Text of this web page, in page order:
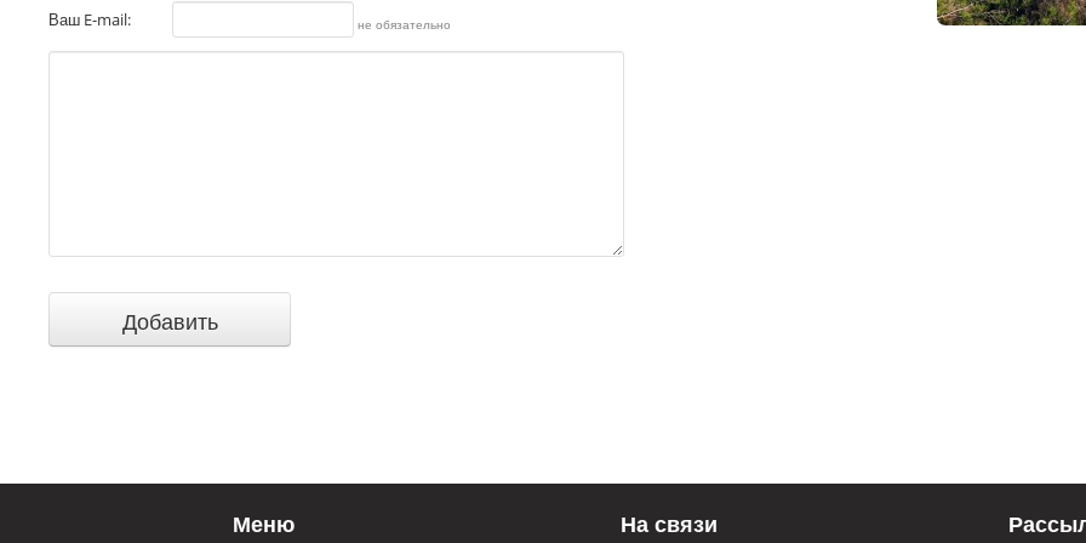
Ваш E-mail: не обязательно
Меню На связи